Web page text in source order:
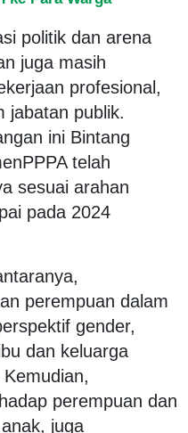
politik dan arena
juga masih
profesional,
jabatan publik.
ini Bintang
telah
sesuai arahan
pada 2024
perempuan dalam
gender,
dan keluarga
perempuan dan
juga